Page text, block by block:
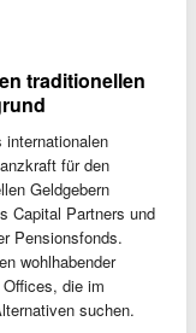
traditionellen
für den
Geldgebern
Capital Partners und
Pensionsfonds.
wohlhabender
die im
suchen.